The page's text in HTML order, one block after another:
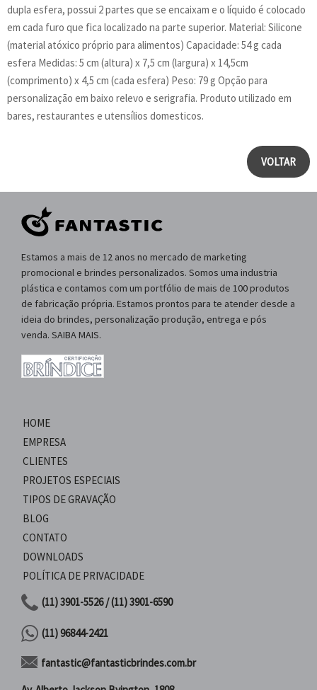
dupla esfera, possui 2 partes que se encaixam e o líquido é colocado
em cada furo que fica localizado na parte superior. Material: Silicone
(material atóxico próprio para alimentos) Capacidade: 54 g cada
esfera Medidas: 5 cm (altura) x 7,5 cm (largura) x 14,5cm
(comprimento) x 4,5 cm (cada esfera) Peso: 79 g Opção para
personalização em baixo relevo e serigrafia. Produto utilizado em
bares, restaurantes e utensílios domesticos.
VOLTAR
Estamos a mais de 12 anos no mercado de marketing
promocional e brindes personalizados. Somos uma industria
plástica e contamos com um portfólio de mais de 100 produtos
de fabricação própria. Estamos prontos para te atender desde a
ideia do brindes, personalização produção, entrega e pós
venda. SAIBA MAIS.
HOME
EMPRESA
CLIENTES
PROJETOS ESPECIAIS
TIPOS DE GRAVAÇÃO
BLOG
CONTATO
DOWNLOADS
POLÍTICA DE PRIVACIDADE
(11) 3901-5526 / (11) 3901-6590
(11) 96844-2421
fantastic@fantasticbrindes.com.br